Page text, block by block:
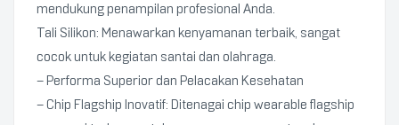
mendukung penampilan profesional Anda.
Tali Silikon: Menawarkan kenyamanan terbaik, sangat
cocok untuk kegiatan santai dan olahraga.
– Performa Superior dan Pelacakan Kesehatan
– Chip Flagship Inovatif: Ditenagai chip wearable flagship